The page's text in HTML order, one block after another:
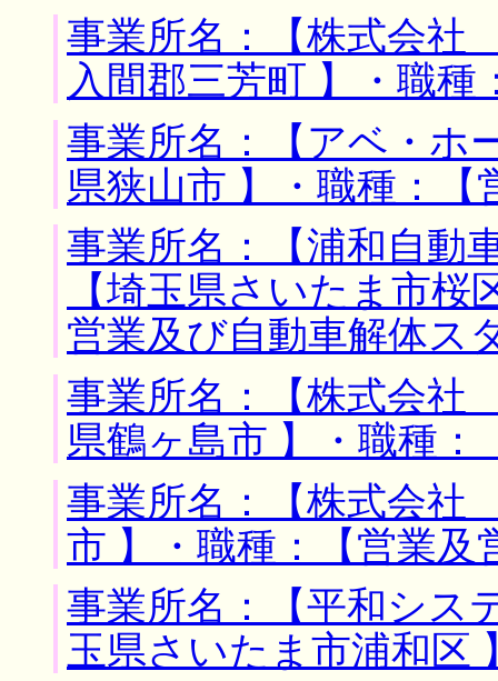
事業所名：【株式会
入間郡三芳町 】・職
事業所名：【アベ・ホ
県狭山市 】・職種：【
事業所名：【浦和自動
【埼玉県さいたま市
営業及び自動車解体ス
事業所名：【株式会
県鶴ヶ島市 】・職種：
事業所名：【株式会社
市 】・職種：【営業及
事業所名：【平和シ
玉県さいたま市浦和区